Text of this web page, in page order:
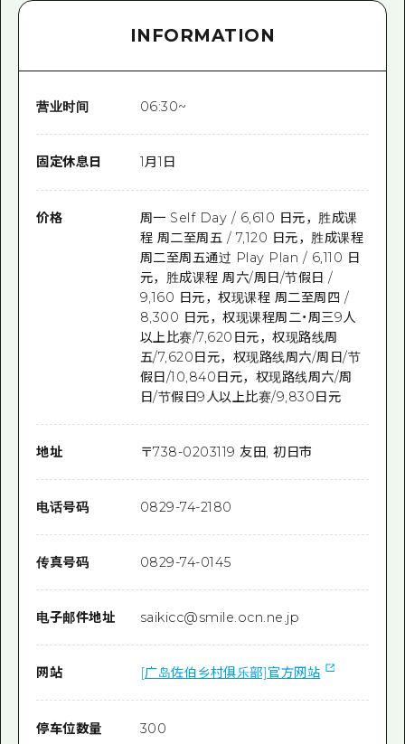
INFORMATION
营业时间 06:30~
固定休息日 1月1日
价格
周一 Self Day / 6,610 日元，胜成课
程 周二至周五 / 7,120 日元，胜成课程
周二至周五通过 Play Plan / 6,110 日
元，胜成课程 周六/周日/节假日 /
9,160 日元，权现课程 周二至周四 /
8,300 日元，权现课程周二・周三9人
以上比赛/7,620日元，权现路线周
五/7,620日元，权现路线周六/周日/节
假日/10,840日元，权现路线周六/周
日/节假日9人以上比赛/9,830日元
地址 〒738-0203119 友田, 初日市
电话号码 0829-74-2180
传真号码 0829-74-0145
电子邮件地址 saikicc@smile.ocn.ne.jp
网站 [广岛佐伯乡村俱乐部]官方网站
停车位数量 300